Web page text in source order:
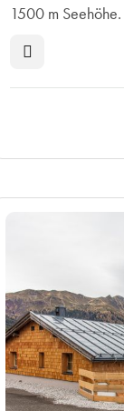
1500 m Seehöhe.